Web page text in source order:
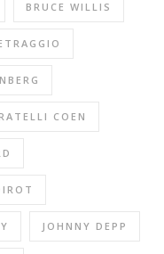
BRUCE WILLIS
COEN
JOHNNY DEPP